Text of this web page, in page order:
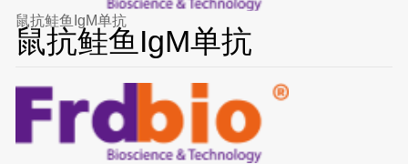
鼠抗鲑鱼IgM单抗
鼠抗鲑鱼IgM单抗